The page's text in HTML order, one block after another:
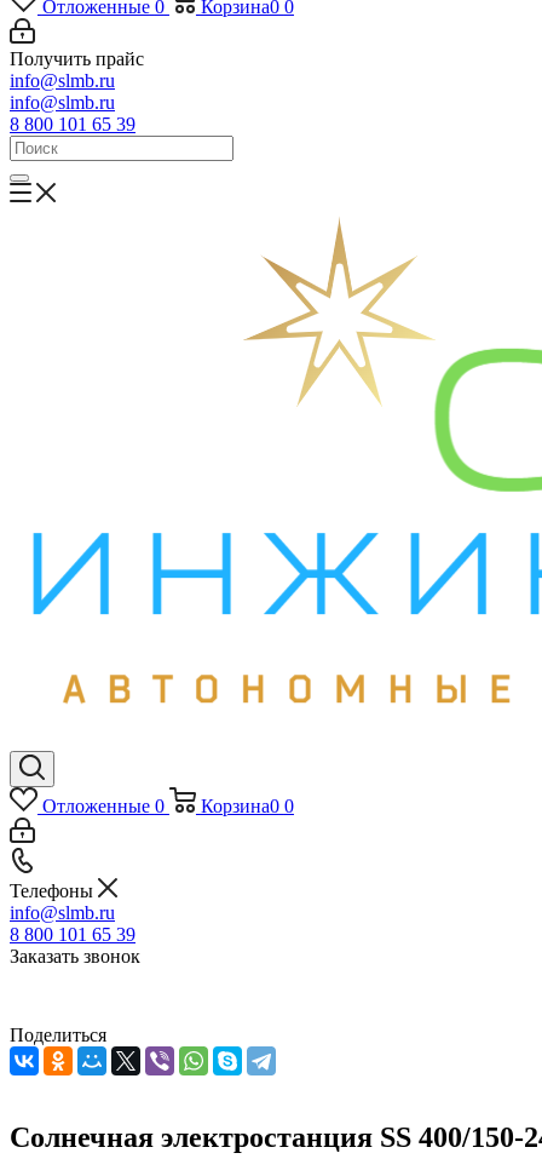
Отложенные 0 Корзина0 0
Получить прайс
info@slmb.ru
info@slmb.ru
8 800 101 65 39
Отложенные 0 Корзина0 0
Телефоны
info@slmb.ru
8 800 101 65 39
Заказать звонок
Поделиться
Солнечная электростанция SS 400/150-